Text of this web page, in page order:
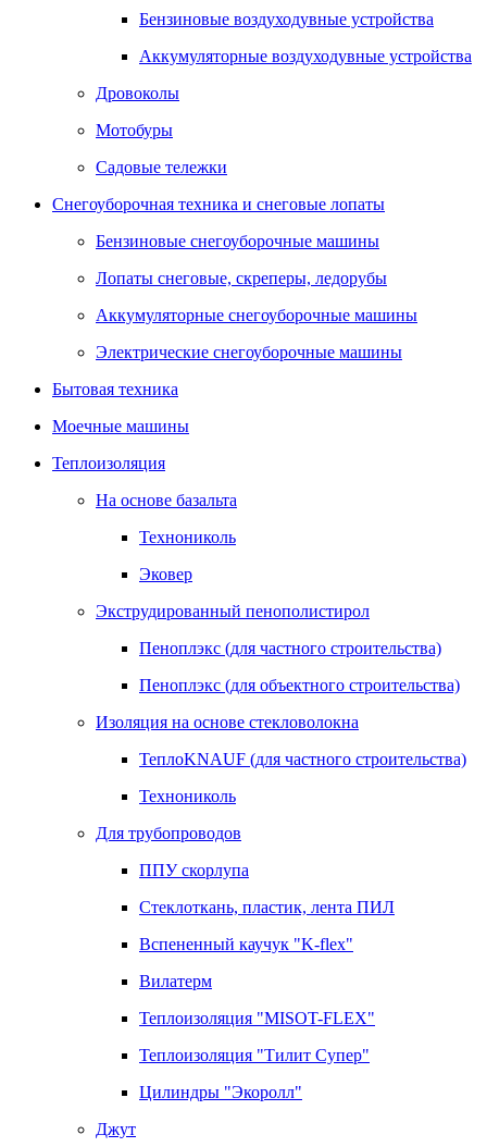
Бензиновые воздуходувные устройства
Аккумуляторные воздуходувные устройства
Дровоколы
Мотобуры
Садовые тележки
Снегоуборочная техника и снеговые лопаты
Бензиновые снегоуборочные машины
Лопаты снеговые, скреперы, ледорубы
Аккумуляторные снегоуборочные машины
Электрические снегоуборочные машины
Бытовая техника
Моечные машины
Теплоизоляция
На основе базальта
Технониколь
Эковер
Экструдированный пенополистирол
Пеноплэкс (для частного строительства)
Пеноплэкс (для объектного строительства)
Изоляция на основе стекловолокна
ТеплоKNAUF (для частного строительства)
Технониколь
Для трубопроводов
ППУ скорлупа
Стеклоткань, пластик, лента ПИЛ
Вспененный каучук "K-flex"
Вилатерм
Теплоизоляция "MISOT-FLEX"
Теплоизоляция "Тилит Супер"
Цилиндры "Экоролл"
Джут